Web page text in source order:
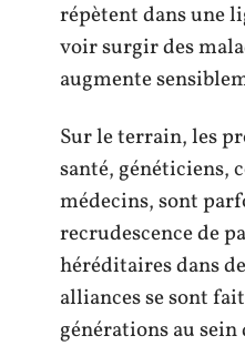
répètent dans une
voir surgir des
augmente
Sur le terrain, les
santé, généticiens,
médecins, sont
recrudescence de
héréditaires dans
alliances se sont
générations au sein